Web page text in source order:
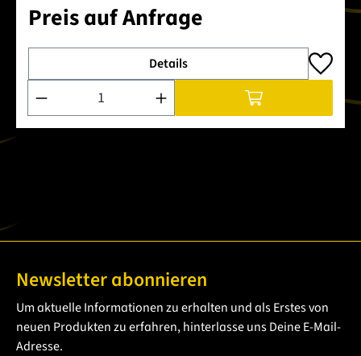
Preis auf Anfrage
Details
Produkt Anzahl: Gib den gewünschten Wert ein oder
Newsletter abonnieren
Um aktuelle Informationen zu erhalten und als Erstes von
neuen Produkten zu erfahren, hinterlasse uns Deine E-Mail-
Adresse.